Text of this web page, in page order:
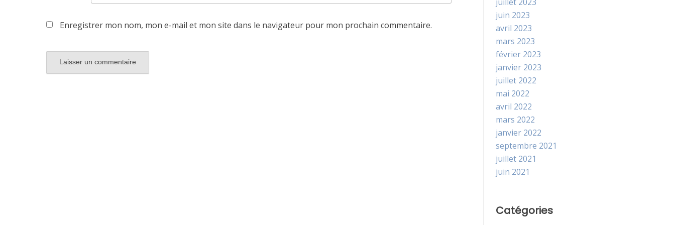
Enregistrer mon nom, mon e-mail et mon site dans le navigateur pour mon prochain commentaire.
juin 2023
avril 2023
mars 2023
février 2023
janvier 2023
juillet 2022
mai 2022
avril 2022
mars 2022
janvier 2022
septembre 2021
juillet 2021
juin 2021
Catégories